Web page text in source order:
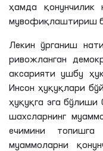
ҳамда қонунчилик
мувофиқлаштириш
Лекин ўрганиш
ривожланган
аксарияти ушбу
Инсон ҳуқуқлари
ҳуқуқга эга
шахсларнинг
ечимини
муаммоларни